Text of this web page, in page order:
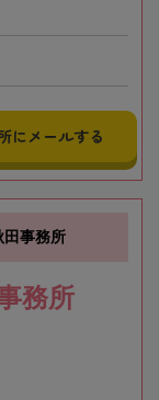
にメールする
田事務所
務所